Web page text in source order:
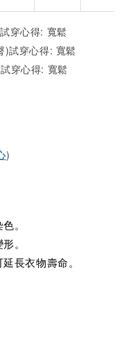
穿心得: 寬鬆
)試穿心得: 寬鬆
穿心得: 寬鬆
)
。
。
長衣物壽命。